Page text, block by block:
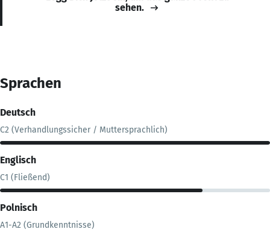
sehen.
Sprachen
Deutsch
C2 (Verhandlungssicher / Muttersprachlich)
Englisch
C1 (Fließend)
Polnisch
A1-A2 (Grundkenntnisse)